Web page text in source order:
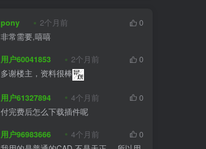
pony 2个月前
0
非常需要,嘻嘻
用户60041853 2个月前
0
多谢楼主，资料很棒
用户61327894 4个月前
0
付完费后怎么下载插件呢
用户96983666 4个月前
0